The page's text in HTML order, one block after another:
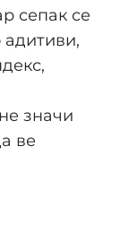
сепак се
адитиви,
значи
ве